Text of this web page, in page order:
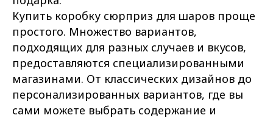
Купить коробку сюрприз для шаров проще
простого. Множество вариантов,
подходящих для разных случаев и вкусов,
предоставляются специализированными
магазинами. От классических дизайнов до
персонализированных вариантов, где вы
сами можете выбрать содержание и